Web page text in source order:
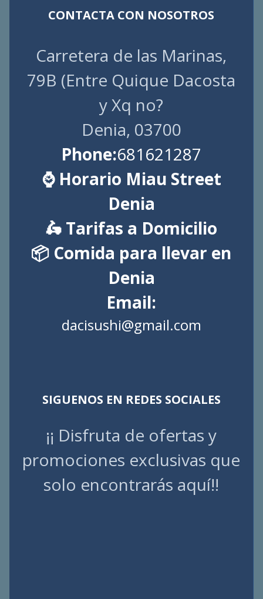
CONTACTA CON NOSOTROS
Carretera de las Marinas,
79B (Entre Quique Dacosta
y Xq no?
Denia, 03700
Phone:681621287
⌚ Horario Miau Street
Denia
🛵 Tarifas a Domicilio
📦 Comida para llevar en
Denia
Email:
dacisushi@gmail.com
SIGUENOS EN REDES SOCIALES
¡¡ Disfruta de ofertas y
promociones exclusivas que
solo encontrarás aquí!!